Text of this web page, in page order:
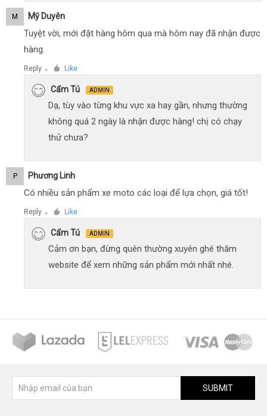
M Mỹ Duyên
Tuyệt vời, mới đặt hàng hôm qua mà hôm nay đã nhận được
hàng.
Reply ● Like
Cẩm Tú ADMIN
Dạ, tùy vào từng khu vực xa hay gần, nhưng thường
không quá 2 ngày là nhận được hàng! chị có chạy
thử chưa?
P Phương Linh
Có nhiều sản phẩm xe moto các loại để lựa chọn, giá tốt!
Reply ● Like
Cẩm Tú ADMIN
Cảm ơn bạn, đừng quên thường xuyên ghé thăm
website để xem những sản phẩm mới nhất nhé.
SUBMIT